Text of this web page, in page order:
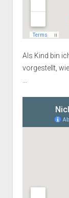
Als Kind bin
vorgestellt,
...